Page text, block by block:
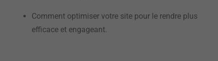
Comment optimiser votre site pour le rendre plus
efficace et engageant.